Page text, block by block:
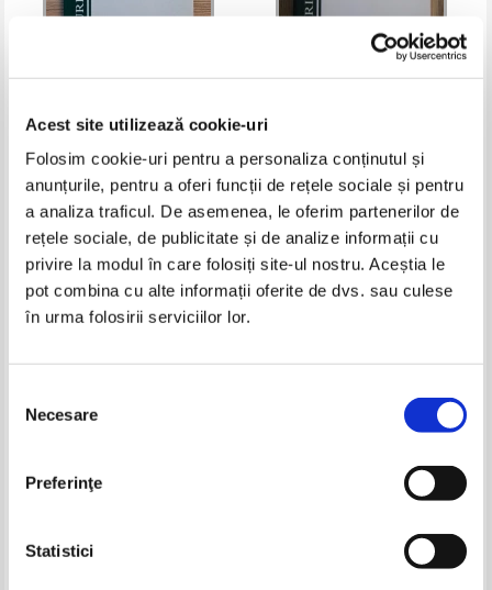
Acest site utilizează cookie-uri
Folosim cookie-uri pentru a personaliza conținutul și
anunțurile, pentru a oferi funcții de rețele sociale și pentru
a analiza traficul. De asemenea, le oferim partenerilor de
rețele sociale, de publicitate și de analize informații cu
privire la modul în care folosiți site-ul nostru. Aceștia le
pot combina cu alte informații oferite de dvs. sau culese
în urma folosirii serviciilor lor.
consimțământului
Necesare
Preferinţe
Statistici
plata. Culegere de practica
judiciara
Pret:21,00Lei 8,40 Lei
Adaugă în coș
Pret: 12,00Lei 4,80 Lei
Adaugă în coș
-60%
plata. Culegere de practica
Adaugă în coș
Adriana Pena - Evacuarea.
Culegere de practica judiciara